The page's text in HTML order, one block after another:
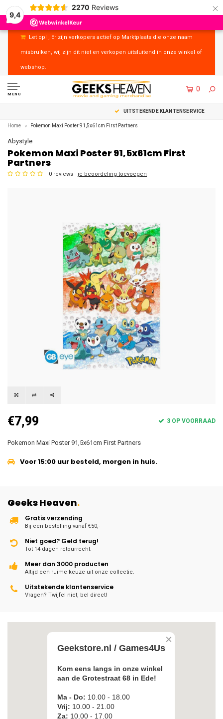
9,4
2270 Reviews ×
Let op! , Er zijn verkopers actief op Marktplaats die onze naam
misbruiken, wij zijn dit niet en verkopen uitsluitend in onze winkel of
webshop.
MENU
0
UITSTEKENDE KLANTENSERVICE
Home Pokemon Maxi Poster 91,5x61cm First Partners
Abystyle
Pokemon Maxi Poster 91,5x61cm First
Partners
0 reviews - je beoordeling toevoegen
€7,99 3 OP VOORRAAD
Pokemon Maxi Poster 91,5x61cm First Partners
Voor 15:00 uur besteld, morgen in huis.
Geeks Heaven.
Gratis verzending
Bij een bestelling vanaf €50,-
Niet goed? Geld terug!
Tot 14 dagen retourrecht.
Meer dan 3000 producten
Altijd een ruime keuze uit onze collectie.
Uitstekende klantenservice
Vragen? Twijfel niet, bel direct!